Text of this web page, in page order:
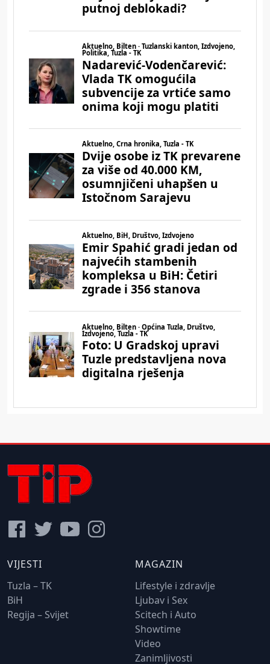
VIJESTI
Tuzla – TK
BiH
Regija – Svijet
MAGAZIN
Lifestyle i zdravlje
Ljubav i Sex
Scitech i Auto
Showtime
Video
Zanimljivosti